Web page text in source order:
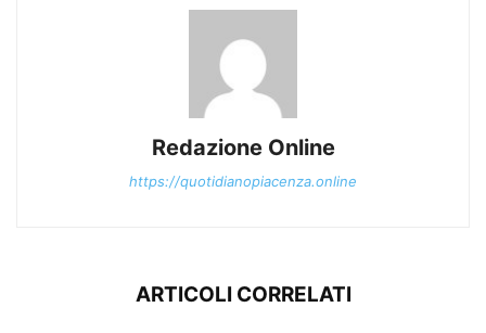
Redazione Online
https://quotidianopiacenza.online
ARTICOLI CORRELATI